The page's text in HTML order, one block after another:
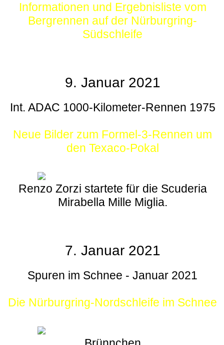
Informationen und Ergebnisliste vom
Bergrennen auf der Nürburgring-
Südschleife
9. Januar 2021
Int. ADAC 1000-Kilometer-Rennen 1975
Neue Bilder zum Formel-3-Rennen um
den Texaco-Pokal
Renzo Zorzi startete für die Scuderia
Mirabella Mille Miglia.
7. Januar 2021
Spuren im Schnee - Januar 2021
Die Nürburgring-Nordschleife im Schnee